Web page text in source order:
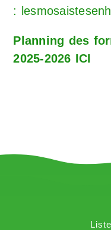
:
Planning des
2025-2026 ICI